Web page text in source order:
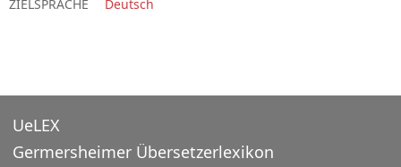
ZIELSPRACHE
Deutsch
UeLEX
Germersheimer Übersetzerlexikon